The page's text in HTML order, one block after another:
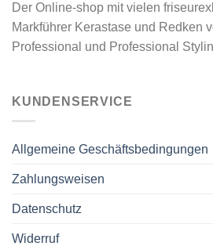
Der Online-shop mit vielen
Markführer Kerastase und Redken
Professional und Professional
KUNDENSERVICE
Allgemeine Geschäftsbedingungen
Zahlungsweisen
Datenschutz
Widerruf